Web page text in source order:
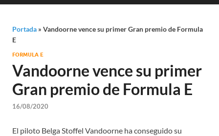
Portada » Vandoorne vence su primer Gran premio de Formula
E
FORMULA E
Vandoorne vence su primer
Gran premio de Formula E
16/08/2020
El piloto Belga Stoffel Vandoorne ha conseguido su